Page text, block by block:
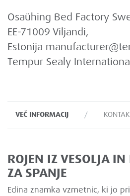
Osaühing Bed Factory
EE-71009 Viljandi,
Estonija
Tempur Sealy
VEČ INFORMACIJ
ROJEN IZ VESOLJA
ZA SPANJE
Edina znamka vzmetnic, ki jo